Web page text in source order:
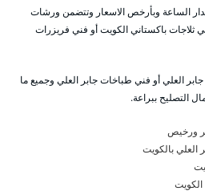
الساعة وبأرخص الاسعار وتتضمن ورشات
ثلاجات باكستاني الكويت أو فني فريزرات
العلي أو فني طباخات جابر العلي وجميع ما
التصليح ببراعة.